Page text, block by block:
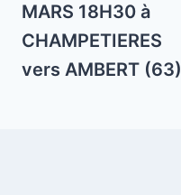
MARS 18H30 à
CHAMPETIERES
vers AMBERT (63)